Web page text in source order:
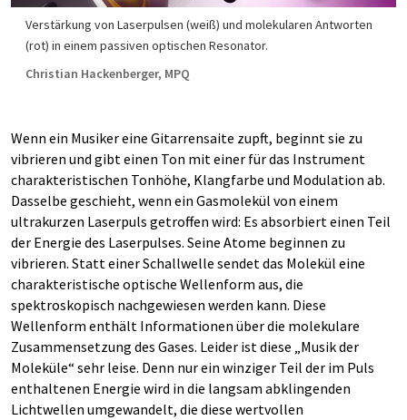
Verstärkung von Laserpulsen (weiß) und molekularen Antworten
(rot) in einem passiven optischen Resonator.
Christian Hackenberger, MPQ
Wenn ein Musiker eine Gitarrensaite zupft, beginnt sie zu
vibrieren und gibt einen Ton mit einer für das Instrument
charakteristischen Tonhöhe, Klangfarbe und Modulation ab.
Dasselbe geschieht, wenn ein Gasmolekül von einem
ultrakurzen Laserpuls getroffen wird: Es absorbiert einen Teil
der Energie des Laserpulses. Seine Atome beginnen zu
vibrieren. Statt einer Schallwelle sendet das Molekül eine
charakteristische optische Wellenform aus, die
spektroskopisch nachgewiesen werden kann. Diese
Wellenform enthält Informationen über die molekulare
Zusammensetzung des Gases. Leider ist diese „Musik der
Moleküle“ sehr leise. Denn nur ein winziger Teil der im Puls
enthaltenen Energie wird in die langsam abklingenden
Lichtwellen umgewandelt, die diese wertvollen